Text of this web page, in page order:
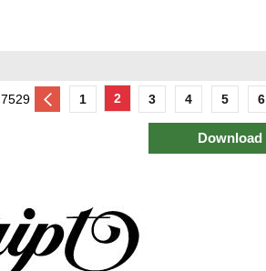
7529 1 2 3 4 5 6
Download